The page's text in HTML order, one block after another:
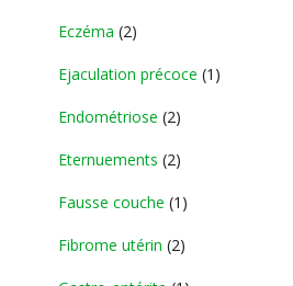
Eczéma (2)
Ejaculation précoce (1)
Endométriose (2)
Eternuements (2)
Fausse couche (1)
Fibrome utérin (2)